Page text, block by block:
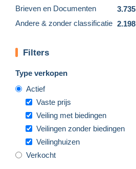
Brieven en Documenten
3.735
Andere & zonder classificatie 2.198
Filters
Type verkopen
Actief
Vaste prijs
Veiling met biedingen
Veilingen zonder biedingen
Veilinghuizen
Verkocht